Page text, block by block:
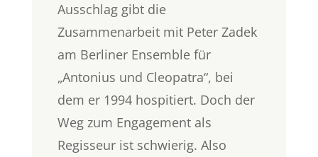
Ausschlag gibt die
Zusammenarbeit mit Peter Zadek
am Berliner Ensemble für
„Antonius und Cleopatra“, bei
dem er 1994 hospitiert. Doch der
Weg zum Engagement als
Regisseur ist schwierig. Also